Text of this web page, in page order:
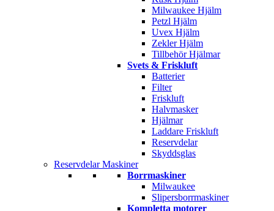
Milwaukee Hjälm
Petzl Hjälm
Uvex Hjälm
Zekler Hjälm
Tillbehör Hjälmar
Svets & Friskluft
Batterier
Filter
Friskluft
Halvmasker
Hjälmar
Laddare Friskluft
Reservdelar
Skyddsglas
Reservdelar Maskiner
Borrmaskiner
Milwaukee
Slipersborrmaskiner
Kompletta motorer